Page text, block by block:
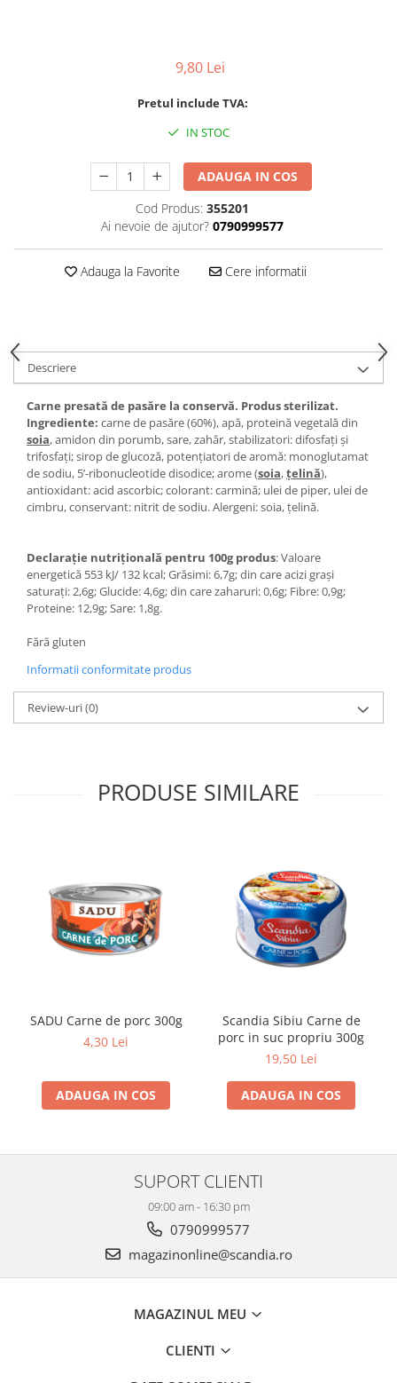
9,80 Lei
Pretul include TVA:
IN STOC
ADAUGA IN COS
Cod Produs: 355201
Ai nevoie de ajutor? 0790999577
Adauga la Favorite Cere informatii
Descriere
Carne presată de pasăre la conservă. Produs sterilizat.
Ingrediente: carne de pasăre (60%), apă, proteină vegetală din
soia, amidon din porumb, sare, zahăr, stabilizatori: difosfați și
trifosfați; sirop de glucoză, potenţiatori de aromă: monoglutamat
de sodiu, 5’-ribonucleotide disodice; arome (soia,țelină),
antioxidant: acid ascorbic; colorant: carmină; ulei de piper, ulei de
cimbru, conservant: nitrit de sodiu. Alergeni: soia, țelină.
Declarație nutrițională pentru 100g produs: Valoare
energetică 553 kJ/ 132 kcal; Grăsimi: 6,7g; din care acizi grași
saturați: 2,6g; Glucide: 4,6g; din care zaharuri: 0,6g; Fibre: 0,9g;
Proteine: 12,9g; Sare: 1,8g.
Fără gluten
Informatii conformitate produs
Review-uri(0)
PRODUSE SIMILARE
SADU Carne de porc 300g
4,30 Lei
ADAUGA IN COS
Scandia Sibiu Carne de
porc in suc propriu 300g
19,50 Lei
ADAUGA IN COS
SUPORT CLIENTI
09:00 am - 16:30 pm
0790999577
magazinonline@scandia.ro
MAGAZINUL MEU
CLIENTI